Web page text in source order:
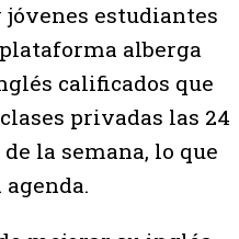
jóvenes estudiantes
alberga
calificados que
privadas las 24
la semana, lo que
agenda.